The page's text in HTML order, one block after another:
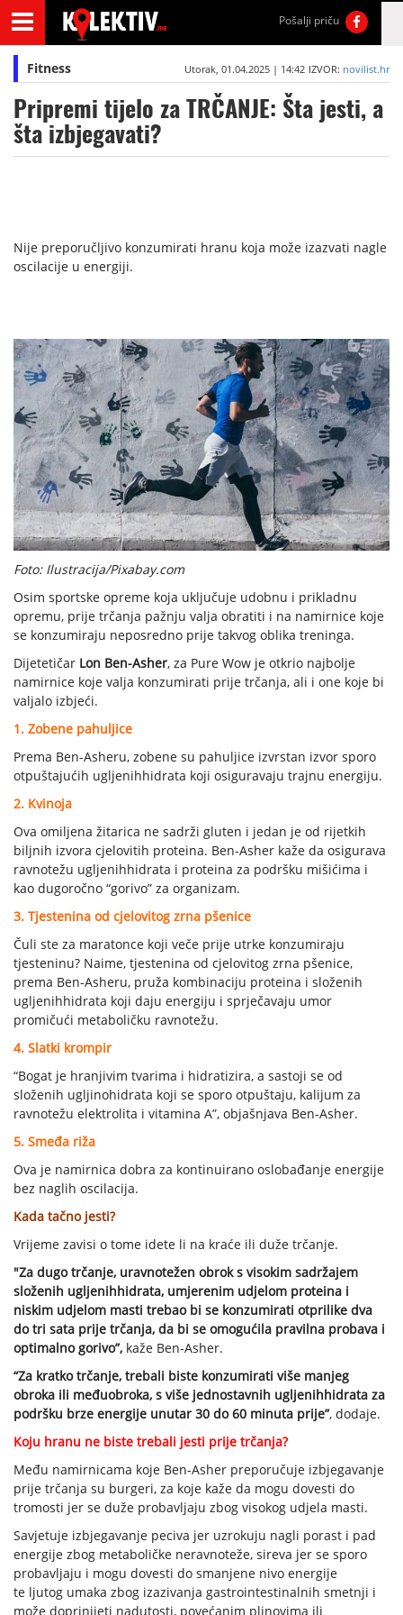
Pošalji priču
Fitness Utorak, 01.04.2025 | 14:42 IZVOR: novilist.hr
Pripremi tijelo za TRČANJE: Šta jesti, a
šta izbjegavati?
Nije preporučljivo konzumirati hranu koja može izazvati nagle
oscilacije u energiji.
Foto: Ilustracija/Pixabay.com
Osim sportske opreme koja uključuje udobnu i prikladnu
opremu, prije trčanja pažnju valja obratiti i na namirnice koje
se konzumiraju neposredno prije takvog oblika treninga.
Dijetetičar Lon Ben-Asher, za Pure Wow je otkrio najbolje
namirnice koje valja konzumirati prije trčanja, ali i one koje bi
valjalo izbjeći.
1. Zobene pahuljice
Prema Ben-Asheru, zobene su pahuljice izvrstan izvor sporo
otpuštajućih ugljenihhidrata koji osiguravaju trajnu energiju.
2. Kvinoja
Ova omiljena žitarica ne sadrži gluten i jedan je od rijetkih
biljnih izvora cjelovitih proteina. Ben-Asher kaže da osigurava
ravnotežu ugljenihhidrata i proteina za podršku mišićima i
kao dugoročno “gorivo” za organizam.
3. Tjestenina od cjelovitog zrna pšenice
Čuli ste za maratonce koji veče prije utrke konzumiraju
tjesteninu? Naime, tjestenina od cjelovitog zrna pšenice,
prema Ben-Asheru, pruža kombinaciju proteina i složenih
ugljenihhidrata koji daju energiju i sprječavaju umor
promičući metaboličku ravnotežu.
4. Slatki krompir
“Bogat je hranjivim tvarima i hidratizira, a sastoji se od
složenih ugljinohidrata koji se sporo otpuštaju, kalijum za
ravnotežu elektrolita i vitamina A”, objašnjava Ben-Asher.
5. Smeđa riža
Ova je namirnica dobra za kontinuirano oslobađanje energije
bez naglih oscilacija.
Kada tačno jesti?
Vrijeme zavisi o tome idete li na kraće ili duže trčanje.
"Za dugo trčanje, uravnotežen obrok s visokim sadržajem
složenih ugljenihhidrata, umjerenim udjelom proteina i
niskim udjelom masti trebao bi se konzumirati otprilike dva
do tri sata prije trčanja, da bi se omogućila pravilna probava i
optimalno gorivo”, kaže Ben-Asher.
“Za kratko trčanje, trebali biste konzumirati više manjeg
obroka ili međuobroka, s više jednostavnih ugljenihhidrata za
podršku brze energije unutar 30 do 60 minuta prije”, dodaje.
Koju hranu ne biste trebali jesti prije trčanja?
Među namirnicama koje Ben-Asher preporučuje izbjegavanje
prije trčanja su burgeri, za koje kaže da mogu dovesti do
tromosti jer se duže probavljaju zbog visokog udjela masti.
Savjetuje izbjegavanje peciva jer uzrokuju nagli porast i pad
energije zbog metaboličke neravnoteže, sireva jer se sporo
probavljaju i mogu dovesti do smanjene nivo energije
te ljutog umaka zbog izazivanja gastrointestinalnih smetnji i
može doprinijeti nadutosti, povećanim plinovima ili